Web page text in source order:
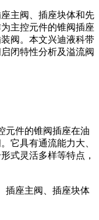
主阀、插座块体和先
主控元件的锥阀插座
阀。本文兴迪液科带
闭特性分析及溢流阀
件的锥阀插座在油
它具有通流能力大、
式灵活多样等特点，
座主阀、插座块体